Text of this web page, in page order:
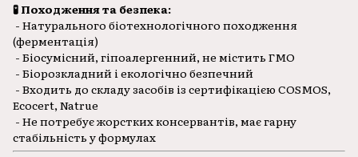
🧪 Походження та безпека:
- Натурального біотехнологічного походження
(ферментація)
- Біосумісний, гіпоалергенний, не містить ГМО
- Біорозкладний і екологічно безпечний
- Входить до складу засобів із сертифікацією COSMOS,
Ecocert, Natrue
- Не потребує жорстких консервантів, має гарну
стабільність у формулах